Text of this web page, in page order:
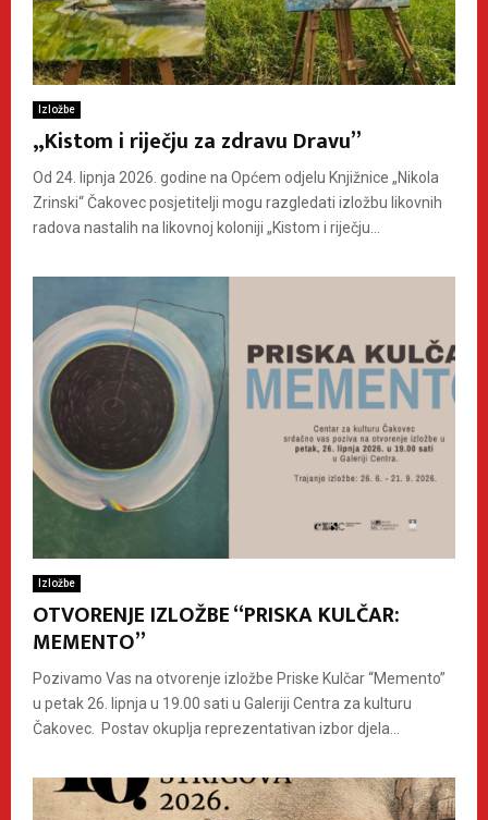
Izložbe
„Kistom i riječju za zdravu Dravu”
Od 24. lipnja 2026. godine na Općem odjelu Knjižnice „Nikola
Zrinski“ Čakovec posjetitelji mogu razgledati izložbu likovnih
radova nastalih na likovnoj koloniji „Kistom i riječju...
Izložbe
OTVORENJE IZLOŽBE “PRISKA KULČAR:
MEMENTO”
Pozivamo Vas na otvorenje izložbe Priske Kulčar “Memento”
u petak 26. lipnja u 19.00 sati u Galeriji Centra za kulturu
Čakovec. Postav okuplja reprezentativan izbor djela...